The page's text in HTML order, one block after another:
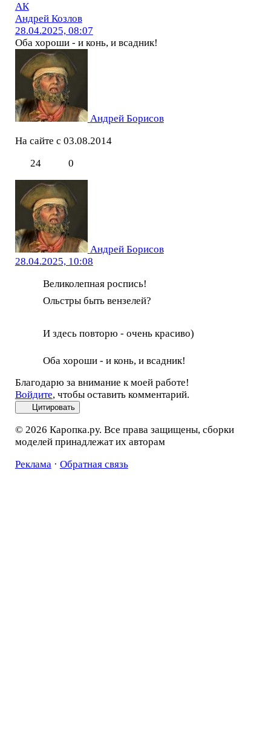
АК
Андрей Козлов
28.04.2025, 08:07
Оба хороши - и конь, и всадник!
Андрей Борисов
На сайте с 03.08.2014
24
0
Андрей Борисов
28.04.2025, 10:08
Великолепная роспись!
Ольстры быть вензелей?
И здесь повторю - очень красиво)
Оба хороши - и конь, и всадник!
Благодарю за внимание к моей работе!
Войдите, чтобы оставить комментарий.
Цитировать
© 2026 Каропка.ру. Все права защищены, сборки
моделей принадлежат их авторам
Реклама· Обратная связь